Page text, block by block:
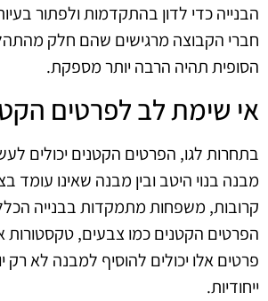
הבנייה כדי לדון בהתקדמות ולפתור
חברי הקבוצה מרגישים שהם חלק
הסופית תהיה הרבה יותר מספקת.
אי שימת לב לפרטים
בתחרות לגו, הפרטים הקטנים יכולים
מבנה בנוי היטב ובין מבנה שאינו עומד
קרובות, משפחות מתמקדות בבנייה
הפרטים הקטנים כמו צבעים, טקסטורות
פרטים אלו יכולים להוסיף למבנה לא רק
ייחודיות.